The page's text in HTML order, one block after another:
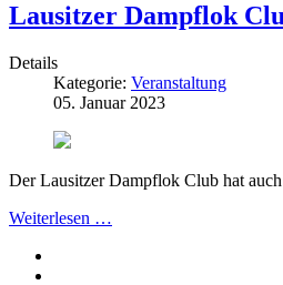
Lausitzer Dampflok
Details
Kategorie: Veranstaltung
05. Januar 2023
Der Lausitzer Dampflok Club hat
Weiterlesen …